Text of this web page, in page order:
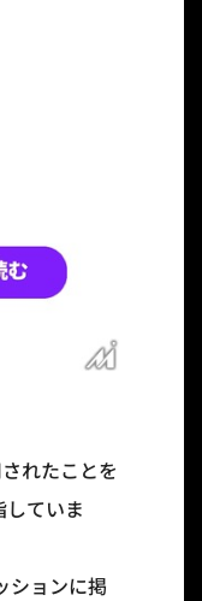
れたことを
ていま
ションに掲